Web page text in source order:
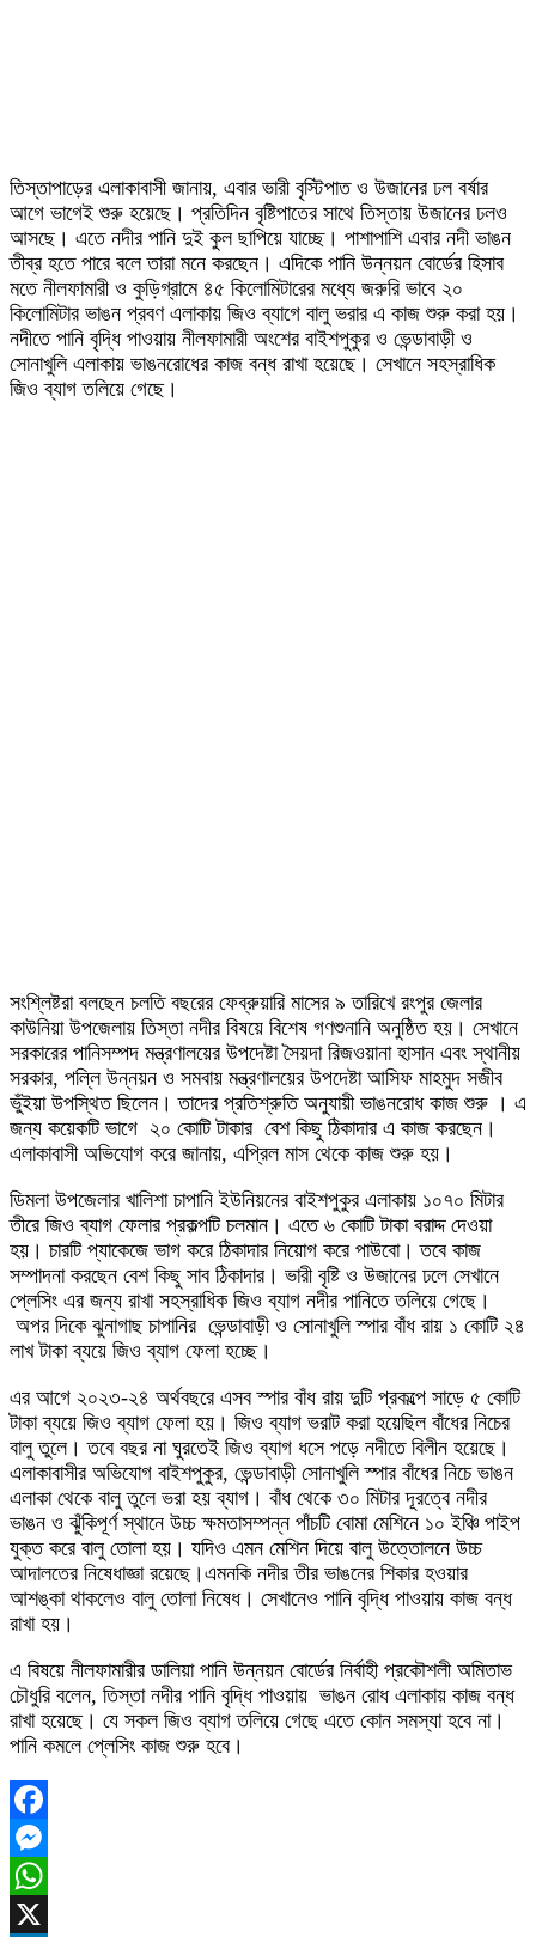
তিস্তাপাড়ের এলাকাবাসী জানায়, এবার ভারী বৃস্টিপাত ও উজানের ঢল বর্ষার
আগে ভাগেই শুরু হয়েছে। প্রতিদিন বৃষ্টিপাতের সাথে তিস্তায় উজানের ঢলও
আসছে। এতে নদীর পানি দুই কুল ছাপিয়ে যাচ্ছে। পাশাপাশি এবার নদী ভাঙন
তীব্র হতে পারে বলে তারা মনে করছেন। এদিকে পানি উন্নয়ন বোর্ডের হিসাব
মতে নীলফামারী ও কুড়িগ্রামে ৪৫ কিলোমিটারের মধ্যে জরুরি ভাবে ২০
কিলোমিটার ভাঙন প্রবণ এলাকায় জিও ব্যাগে বালু ভরার এ কাজ শুরু করা হয়।
নদীতে পানি বৃদ্ধি পাওয়ায় নীলফামারী অংশের বাইশপুকুর ও ভেন্ডাবাড়ী ও
সোনাখুলি এলাকায় ভাঙনরোধের কাজ বন্ধ রাখা হয়েছে। সেখানে সহস্রাধিক
জিও ব্যাগ তলিয়ে গেছে।
সংশ্লিষ্টরা বলছেন চলতি বছরের ফেব্রুয়ারি মাসের ৯ তারিখে রংপুর জেলার
কাউনিয়া উপজেলায় তিস্তা নদীর বিষয়ে বিশেষ গণশুনানি অনুষ্ঠিত হয়। সেখানে
সরকারের পানিসম্পদ মন্ত্রণালয়ের উপদেষ্টা সৈয়দা রিজওয়ানা হাসান এবং স্থানীয়
সরকার, পল্লি উন্নয়ন ও সমবায় মন্ত্রণালয়ের উপদেষ্টা আসিফ মাহমুদ সজীব
ভুঁইয়া উপস্থিত ছিলেন। তাদের প্রতিশ্রুতি অনুযায়ী ভাঙনরোধ কাজ শুরু । এ
জন্য কয়েকটি ভাগে ২০ কোটি টাকার বেশ কিছু ঠিকাদার এ কাজ করছেন।
এলাকাবাসী অভিযোগ করে জানায়, এপ্রিল মাস থেকে কাজ শুরু হয়।
ডিমলা উপজেলার খালিশা চাপানি ইউনিয়নের বাইশপুকুর এলাকায় ১০৭০ মিটার
তীরে জিও ব্যাগ ফেলার প্রকল্পটি চলমান। এতে ৬ কোটি টাকা বরাদ্দ দেওয়া
হয়। চারটি প্যাকেজে ভাগ করে ঠিকাদার নিয়োগ করে পাউবো। তবে কাজ
সম্পাদনা করছেন বেশ কিছু সাব ঠিকাদার। ভারী বৃষ্টি ও উজানের ঢলে সেখানে
প্লেসিং এর জন্য রাখা সহস্রাধিক জিও ব্যাগ নদীর পানিতে তলিয়ে গেছে।
অপর দিকে ঝুনাগাছ চাপানির ভেন্ডাবাড়ী ও সোনাখুলি স্পার বাঁধ রায় ১ কোটি ২৪
লাখ টাকা ব্যয়ে জিও ব্যাগ ফেলা হচ্ছে।
এর আগে ২০২৩-২৪ অর্থবছরে এসব স্পার বাঁধ রায় দুটি প্রকল্পে সাড়ে ৫ কোটি
টাকা ব্যয়ে জিও ব্যাগ ফেলা হয়। জিও ব্যাগ ভরাট করা হয়েছিল বাঁধের নিচের
বালু তুলে। তবে বছর না ঘুরতেই জিও ব্যাগ ধসে পড়ে নদীতে বিলীন হয়েছে।
এলাকাবাসীর অভিযোগ বাইশপুকুর, ভেন্ডাবাড়ী সোনাখুলি স্পার বাঁধের নিচে ভাঙন
এলাকা থেকে বালু তুলে ভরা হয় ব্যাগ। বাঁধ থেকে ৩০ মিটার দূরত্বে নদীর
ভাঙন ও ঝুঁকিপূর্ণ স্থানে উচ্চ ক্ষমতাসম্পন্ন পাঁচটি বোমা মেশিনে ১০ ইঞ্চি পাইপ
যুক্ত করে বালু তোলা হয়। যদিও এমন মেশিন দিয়ে বালু উত্তোলনে উচ্চ
আদালতের নিষেধাজ্ঞা রয়েছে।এমনকি নদীর তীর ভাঙনের শিকার হওয়ার
আশঙ্কা থাকলেও বালু তোলা নিষেধ। সেখানেও পানি বৃদ্ধি পাওয়ায় কাজ বন্ধ
রাখা হয়।
এ বিষয়ে নীলফামারীর ডালিয়া পানি উন্নয়ন বোর্ডের নির্বাহী প্রকৌশলী অমিতাভ
চৌধুরি বলেন, তিস্তা নদীর পানি বৃদ্ধি পাওয়ায় ভাঙন রোধ এলাকায় কাজ বন্ধ
রাখা হয়েছে। যে সকল জিও ব্যাগ তলিয়ে গেছে এতে কোন সমস্যা হবে না।
পানি কমলে প্লেসিং কাজ শুরু হবে।
Facebook
Messenger
WhatsApp